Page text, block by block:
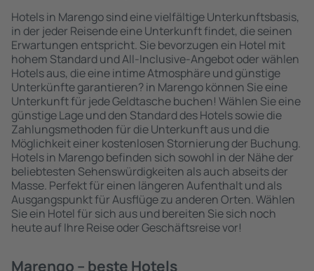
Hotels in Marengo sind eine vielfältige Unterkunftsbasis,
in der jeder Reisende eine Unterkunft findet, die seinen
Erwartungen entspricht. Sie bevorzugen ein Hotel mit
hohem Standard und All-Inclusive-Angebot oder wählen
Hotels aus, die eine intime Atmosphäre und günstige
Unterkünfte garantieren? in Marengo können Sie eine
Unterkunft für jede Geldtasche buchen! Wählen Sie eine
günstige Lage und den Standard des Hotels sowie die
Zahlungsmethoden für die Unterkunft aus und die
Möglichkeit einer kostenlosen Stornierung der Buchung.
Hotels in Marengo befinden sich sowohl in der Nähe der
beliebtesten Sehenswürdigkeiten als auch abseits der
Masse. Perfekt für einen längeren Aufenthalt und als
Ausgangspunkt für Ausflüge zu anderen Orten. Wählen
Sie ein Hotel für sich aus und bereiten Sie sich noch
heute auf Ihre Reise oder Geschäftsreise vor!
Marengo – beste Hotels